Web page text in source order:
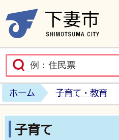
ホーム 子育て・教育
子育て